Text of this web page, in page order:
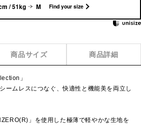
/ 51kg M Find your size
商品サイズ 商品詳細
」
ームレスにつなぐ、快適性と機能美を両立し
」を使用した極薄で軽やかな生地を